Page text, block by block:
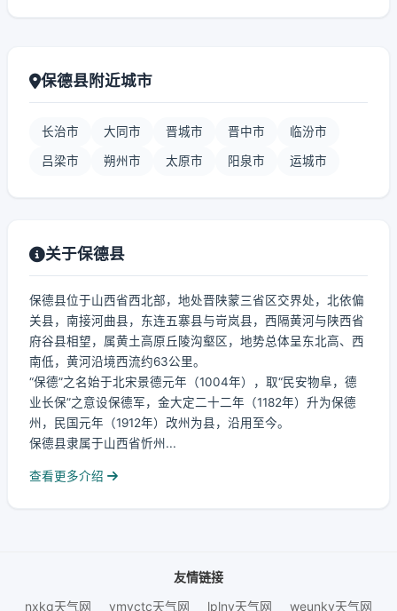
保德县附近城市
长治市 大同市 晋城市 晋中市 临汾市
吕梁市 朔州市 太原市 阳泉市 运城市
关于保德县
保德县位于山西省西北部，地处晋陕蒙三省区交界处，北依偏
关县，南接河曲县，东连五寨县与岢岚县，西隔黄河与陕西省
府谷县相望，属黄土高原丘陵沟壑区，地势总体呈东北高、西
南低，黄河沿境西流约63公里。
“保德”之名始于北宋景德元年（1004年），取“民安物阜，德
业长保”之意设保德军，金大定二十二年（1182年）升为保德
州，民国元年（1912年）改州为县，沿用至今。
保德县隶属于山西省忻州...
查看更多介绍
友情链接
nxkq天气网
ymvctc天气网 lplny天气网 weunky天气网